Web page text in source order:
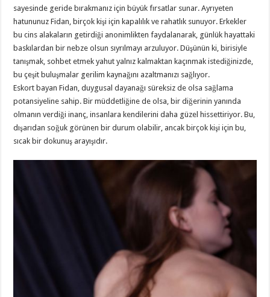
sayesinde geride bırakmanız için büyük fırsatlar sunar. Ayrıyeten
hatununuz Fidan, birçok kişi için kapalılık ve rahatlık sunuyor. Erkekler
bu cins alakaların getirdiği anonimlikten faydalanarak, günlük hayattaki
baskılardan bir nebze olsun sıyrılmayı arzuluyor. Düşünün ki, birisiyle
tanışmak, sohbet etmek yahut yalnız kalmaktan kaçınmak istediğinizde,
bu çeşit buluşmalar gerilim kaynağını azaltmanızı sağlıyor.
Eskort bayan Fidan, duygusal dayanağı süreksiz de olsa sağlama
potansiyeline sahip. Bir müddetliğine de olsa, bir diğerinin yanında
olmanın verdiği inanç, insanlara kendilerini daha güzel hissettiriyor. Bu,
dışarıdan soğuk görünen bir durum olabilir, ancak birçok kişi için bu,
sıcak bir dokunuş arayışıdır.